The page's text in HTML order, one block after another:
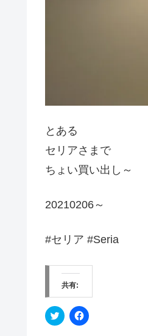
とある
セリアさまで
ちょい買い出し～
20210206～
#セリア #Seria
共有:
ク
リ
F
a